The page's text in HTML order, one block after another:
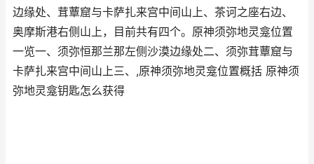
边缘处、茸蕈窟与卡萨扎来宫中间山上、茶诃之座右边、
奥摩斯港右侧山上，目前共有四个。原神须弥地灵龛位置
一览一、须弥恒那兰那左侧沙漠边缘处二、须弥茸蕈窟与
卡萨扎来宫中间山上三、,原神须弥地灵龛位置概括 原神须
弥地灵龛钥匙怎么获得